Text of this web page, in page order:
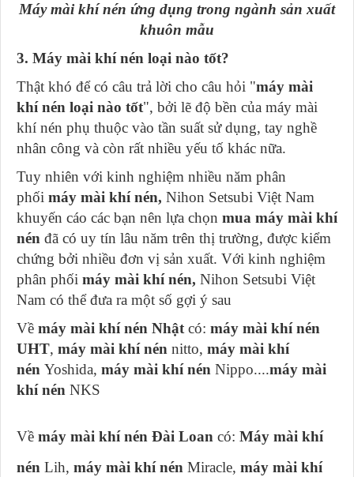
Máy mài khí nén ứng dụng trong ngành sản xuất
khuôn mẫu
3. Máy mài khí nén loại nào tốt?
Thật khó để có câu trả lời cho câu hỏi "máy mài
khí nén loại nào tốt", bởi lẽ độ bền của máy mài
khí nén phụ thuộc vào tần suất sử dụng, tay nghề
nhân công và còn rất nhiều yếu tố khác nữa.
Tuy nhiên với kinh nghiệm nhiều năm phân
phối máy mài khí nén, Nihon Setsubi Việt Nam
khuyến cáo các bạn nên lựa chọn mua máy mài khí
nén đã có uy tín lâu năm trên thị trường, được kiểm
chứng bởi nhiều đơn vị sản xuất. Với kinh nghiệm
phân phối máy mài khí nén, Nihon Setsubi Việt
Nam có thể đưa ra một số gợi ý sau
Về máy mài khí nén Nhật có: máy mài khí nén
UHT, máy mài khí nén nitto, máy mài khí
nén Yoshida, máy mài khí nén Nippo....máy mài
khí nén NKS
Về máy mài khí nén Đài Loan có: Máy mài khí
nén Lih, máy mài khí nén Miracle, máy mài khí